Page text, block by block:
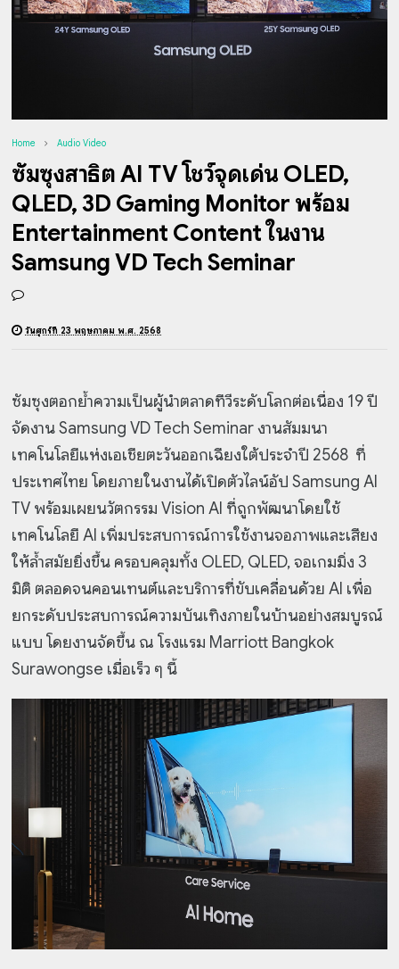
Home Audio Video
ซัมซุงสาธิต AI TV โชว์จุดเด่น OLED,
QLED, 3D Gaming Monitor พร้อม
Entertainment Content ในงาน
Samsung VD Tech Seminar
วันศุกร์ที่ 23 พฤษภาคม พ.ศ. 2568
ซัมซุงตอกย้ำความเป็นผู้นำตลาดทีวีระดับโลกต่อเนื่อง 19 ปี
จัดงาน Samsung VD Tech Seminar งานสัมมนา
เทคโนโลยีแห่งเอเชียตะวันออกเฉียงใต้ประจำปี 2568 ที่
ประเทศไทย โดยภายในงานได้เปิดตัวไลน์อัป Samsung AI
TV พร้อมเผยนวัตกรรม Vision AI ที่ถูกพัฒนาโดยใช้
เทคโนโลยี AI เพิ่มประสบการณ์การใช้งานจอภาพและเสียง
ให้ล้ำสมัยยิ่งขึ้น ครอบคลุมทั้ง OLED, QLED, จอเกมมิ่ง 3
มิติ ตลอดจนคอนเทนต์และบริการที่ขับเคลื่อนด้วย AI เพื่อ
ยกระดับประสบการณ์ความบันเทิงภายในบ้านอย่างสมบูรณ์
แบบ โดยงานจัดขึ้น ณ โรงแรม Marriott Bangkok
Surawongse เมื่อเร็ว ๆ นี้